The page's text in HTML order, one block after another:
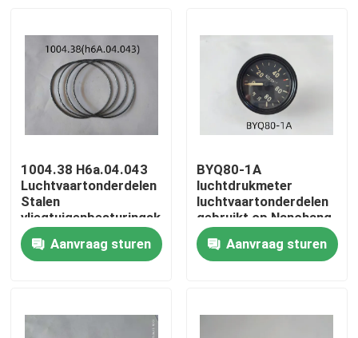
Thuis
1004.38 H6a.04.043
Luchtvaartonderdelen
Stalen
vliegtuigenbesturingskabels
Aanvraag sturen
BYQ80-1A
luchtdrukmeter
luchtvaartonderdelen
gebruikt op Nanchang
CJ-6
Aanvraag sturen